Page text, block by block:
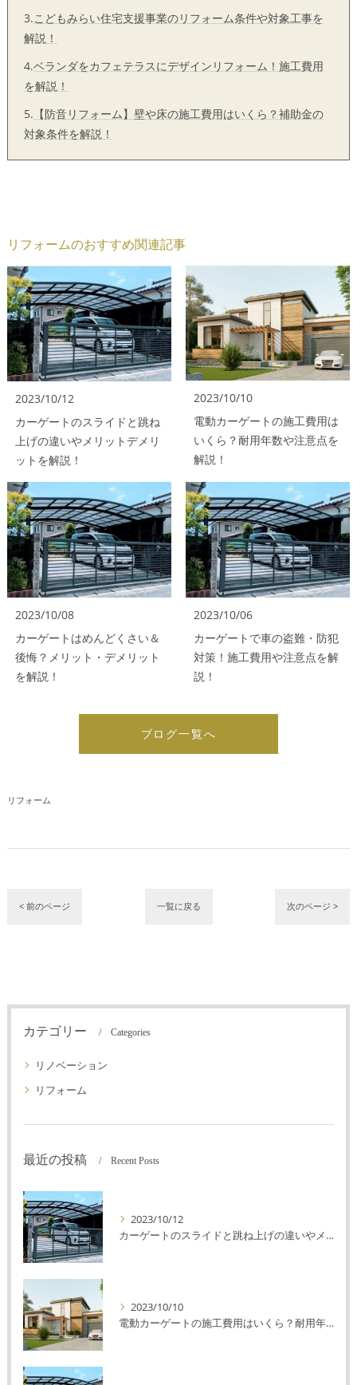
3.こどもみらい住宅支援事業のリフォーム条件や対象工事を
解説！
4.ベランダをカフェテラスにデザインリフォーム！施工費用
を解説！
5. 【防音リフォーム】壁や床の施工費用はいくら？補助金の
対象条件を解説！
リフォームのおすすめ関連記事
2023/10/12
カーゲートのスライドと跳ね
上げの違いやメリットデメリ
ットを解説！
2023/10/10
電動カーゲートの施工費用は
いくら？耐用年数や注意点を
解説！
2023/10/08
カーゲートはめんどくさい＆
後悔？メリット・デメリット
を解説！
2023/10/06
カーゲートで車の盗難・防犯
対策！施工費用や注意点を解
説！
ブログ一覧へ
リフォーム
< 前のページ 一覧に戻る 次のページ >
カテゴリー Categories
リノベーション
リフォーム
最近の投稿 Recent Posts
2023/10/12
カーゲートのスライドと跳ね上げの違いやメリットデメリットを解説！
2023/10/10
電動カーゲートの施工費用はいくら？耐用年数や注意点を解説！